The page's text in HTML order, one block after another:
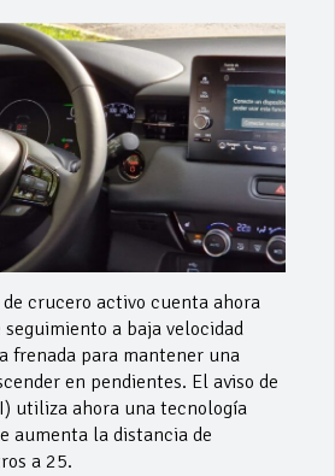
crucero activo cuenta ahora
a baja velocidad
frenada para mantener una
en pendientes. El aviso de
utiliza ahora una tecnología
aumenta la distancia de
a 25.